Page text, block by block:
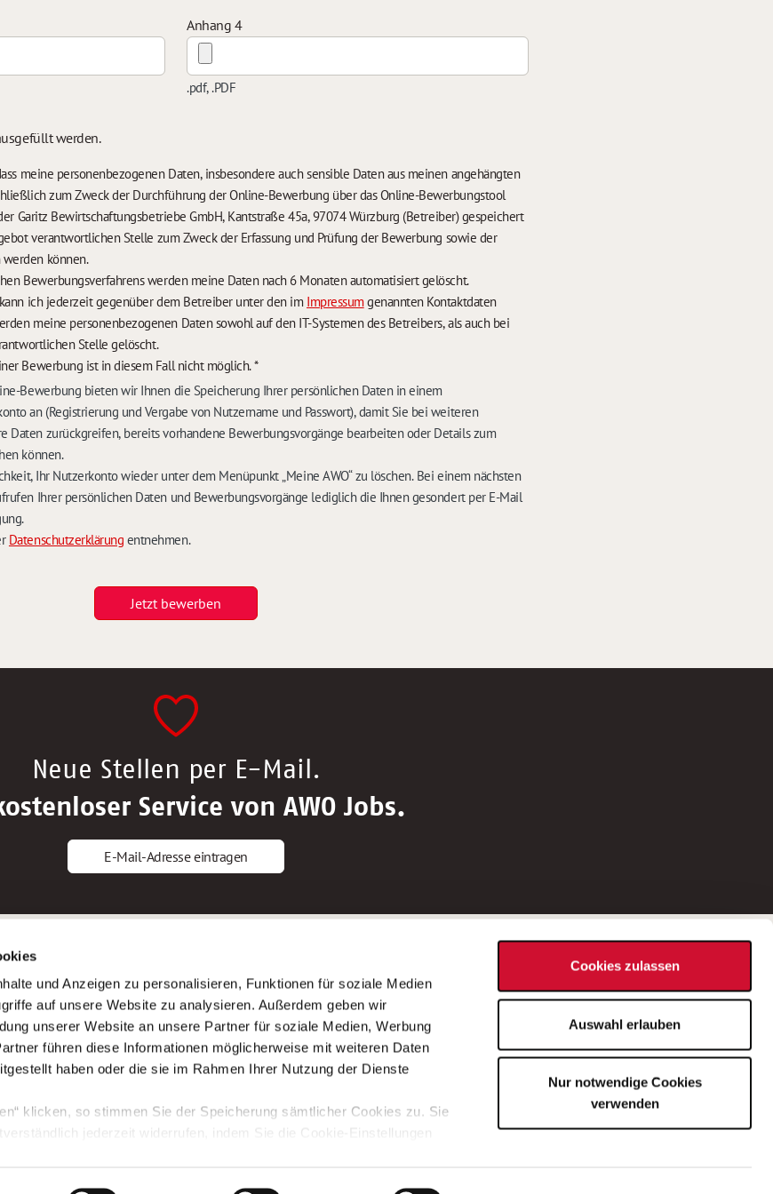
und Anzeigen zu personalisieren, Funktionen für soziale Medien
auf unsere Website zu analysieren. Außerdem geben wir
unserer Website an unsere Partner für soziale Medien, Werbung
führen diese Informationen möglicherweise mit weiteren Daten
haben oder die sie im Rahmen Ihrer Nutzung der Dienste
klicken, so stimmen Sie der Speicherung sämtlicher Cookies zu. Sie
jederzeit widerrufen, indem Sie die Cookie-Einstellungen
Cookies zulassen
Auswahl erlauben
Nur notwendige Cookies
verwenden
Anhang 4
.pdf, .PDF
werden.
meine personenbezogenen Daten, insbesondere auch sensible Daten aus meinen angehängten
zum Zweck der Durchführung der Online-Bewerbung über das Online-Bewerbungstool
Garitz Bewirtschaftungsbetriebe GmbH, Kantstraße 45a, 97074 Würzburg (Betreiber) gespeichert
verantwortlichen Stelle zum Zweck der Erfassung und Prüfung der Bewerbung sowie der
können.
Im Falle eines nicht erfolgreichen Bewerbungsverfahrens werden meine Daten nach 6 Monaten automatisiert gelöscht.
ich jederzeit gegenüber dem Betreiber unter den im Impressumgenannten Kontaktdaten
meine personenbezogenen Daten sowohl auf den IT-Systemen des Betreibers, als auch bei
Stelle gelöscht.
Bewerbung ist in diesem Fall nicht möglich.*
Bewerbung bieten wir Ihnen die Speicherung Ihrer persönlichen Daten in einem
an (Registrierung und Vergabe von Nutzername und Passwort), damit Sie bei weiteren
Daten zurückgreifen, bereits vorhandene Bewerbungsvorgänge bearbeiten oder Details zum
können.
Ihr Nutzerkonto wieder unter dem Menüpunkt „Meine AWO“ zu löschen. Bei einem nächsten
Ihrer persönlichen Daten und Bewerbungsvorgänge lediglich die Ihnen gesondert per E-Mail
Datenschutzerklärung entnehmen.
Jetzt bewerben
Neue Stellen per E-Mail.
Service von AWO Jobs.
E-Mail-Adresse eintragen
AWO Gliederungen nach Bundesland
Stellenangebote nach Bundesländern
Sitemap
Impressum
Datenschutz
Bei Fragen zu einer Stellenausschreibung
wenden Sie sich bitte an die*den in der
Stellenausschreibung genannte*n
Ansprechpartner*in.